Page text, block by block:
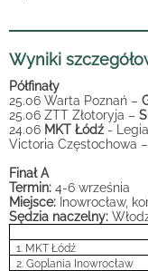
Wyniki
Półfinały
25.06 Warta Poznań –
25.06 ZTT Złotoryja –
24.06 MKT Łódź -
Victoria Częstochowa
Finał A
Termin: 4-6 września
Miejsce: Inowrocław,
Sędzia naczelny:
1. MKT Łódź
2. Goplania Inowrocław